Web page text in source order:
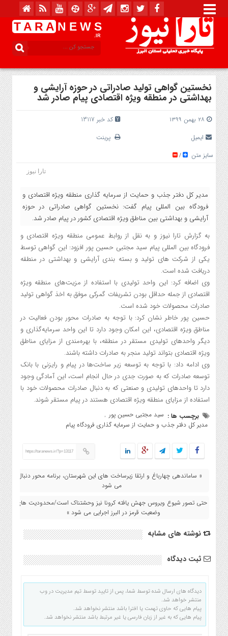
T A R A N E W S
.IR
نخستین گواهی تولید صادراتی در حوزه آرایشی و
بهداشتی در منطقه ویژه اقتصادی پیام صادر شد
۲۸ بهمن ۱۳۹۹
کد خبر 13117
ایمیل
پرینت
سایز متن
/
تارا نیوز
مدیر کل دفتر جذب و حمایت از سرمایه گذاری منطقه ویژه اقتصادی و
فرودگاه بین المللی پیام گفت: نخستین گواهی صادراتی در حوزه
آرایشی و بهداشتی بین مناطق ویژه اقتصادی کشور در پیام صادر شد.
به گزارش تارا نیوز و به نقل از روابط عمومی منطقه ویژه اقتصادی و
فرودگاه بین المللی پیام سید مجتبی حسین پور افزود: این گواهی توسط
یکی از شرکت های تولید و بسته بندی آرایشی و بهداشتی در منطقه
دریافت شده است.
وی اضافه کرد: این واحد تولیدی با استفاده از مزیت‌های منطقه ویژه
اقتصادی از جمله حداقل بودن تشریفات گمرکی موفق به اخذ گواهی تولید
صادرات محصولات خود شده است.
حسین پور خاطر نشان کرد: با توجه به صادرات محور بودن فعالیت در
مناطق ویژه اقتصادی، این امکان وجود دارد تا این واحد سرمایه‌گذاری و
دیگر واحدهای تولیدی مستقر در منطقه، با بهره‌مندی از مزایای مناطق
ویژه اقتصادی بتواند تولید منجر به صادرات داشته باشند.
وی ادامه داد: با توجه به توسعه زیر ساخت‌ها در پیام و رایزنی با بانک
توسعه صادرات که به صورت جدی در حال انجام است، این آمادگی وجود
دارد تا واحدهای تولیدی و صنعتی که به دنبال صادرات محصولات خود با
استفاده از مزایای منطقه ویژه اقتصادی هستند در پیام مستقر شوند.
برچسب ها : سید مجتبی حسین پور ,
مدیر کل دفتر جذب و حمایت از سرمایه گذاری فرودگاه پیام
https://taranews.ir/?p=13117
« ساماندهی چهارباغ و ارتقا زیرساخت های این شهرستان، برنامه محور دنبال
می شود
حتی تصور شیوع ویروس جهش یافته کرونا نیز وحشتناک است/محدودیت های
وضعیت قرمز در البرز اجرایی می شود »
نوشته های مشابه
ثبت دیدگاه
دیدگاه های ارسال شده توسط شما، پس از تایید توسط تیم مدیریت در وب
منتشر خواهد شد.
پیام هایی که حاوی تهمت یا افترا باشد منتشر نخواهد شد.
پیام هایی که به غیر از زبان فارسی یا غیر مرتبط باشد منتشر نخواهد شد.